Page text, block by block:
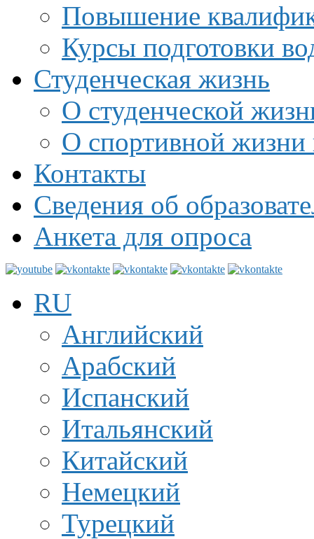
Повышение
Курсы подготовки
Студенческая жизнь
О студенческой
О спортивной жизни
Контакты
Сведения об
Анкета для опроса
RU
Английский
Арабский
Испанский
Итальянский
Китайский
Немецкий
Турецкий